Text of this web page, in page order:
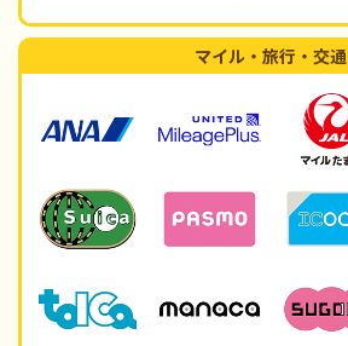
マイル・旅行・交通